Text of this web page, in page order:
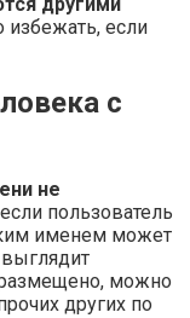
другими
избежать, если
с
не
пользователь
именем может
можно
других по